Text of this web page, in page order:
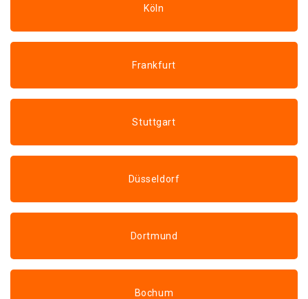
Köln
Frankfurt
Stuttgart
Düsseldorf
Dortmund
Bochum